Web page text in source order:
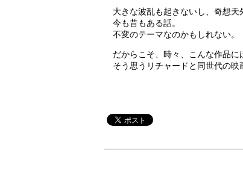
大きな波乱も起きないし、奇想天
今も昔もある話。
不変のテーマなのかもしれない。
だからこそ、時々、こんな作品に
そう思うリチャードと同世代の映